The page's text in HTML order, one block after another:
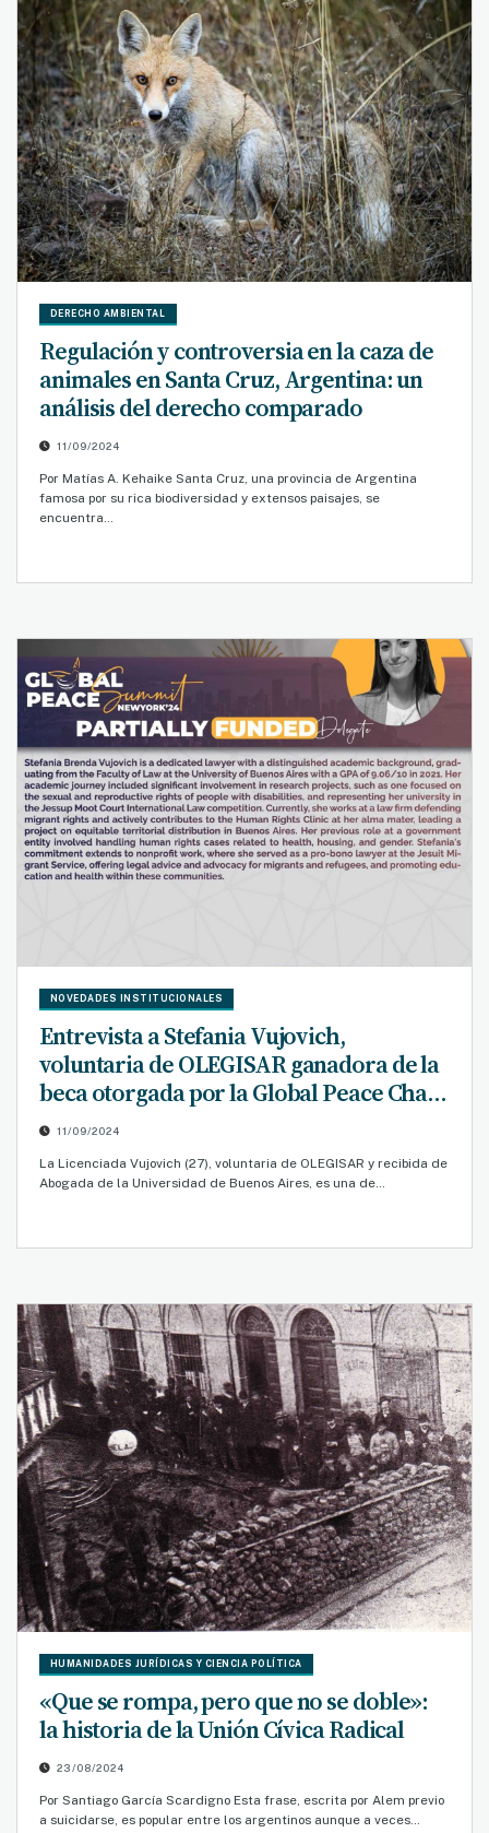
DERECHO AMBIENTAL
Regulación y controversia en la caza de
animales en Santa Cruz, Argentina: un
análisis del derecho comparado
11/09/2024
Por Matías A. Kehaike Santa Cruz, una provincia de Argentina
famosa por su rica biodiversidad y extensos paisajes, se
encuentra…
NOVEDADES INSTITUCIONALES
Entrevista a Stefania Vujovich,
voluntaria de OLEGISAR ganadora de la
beca otorgada por la Global Peace Chain
para asistir al Global Peace Summit 2024
11/09/2024
La Licenciada Vujovich (27), voluntaria de OLEGISAR y recibida de
Abogada de la Universidad de Buenos Aires, es una de…
HUMANIDADES JURÍDICAS Y CIENCIA POLÍTICA
«Que se rompa, pero que no se doble»:
la historia de la Unión Cívica Radical
23/08/2024
Por Santiago García Scardigno Esta frase, escrita por Alem previo
a suicidarse, es popular entre los argentinos aunque a veces…